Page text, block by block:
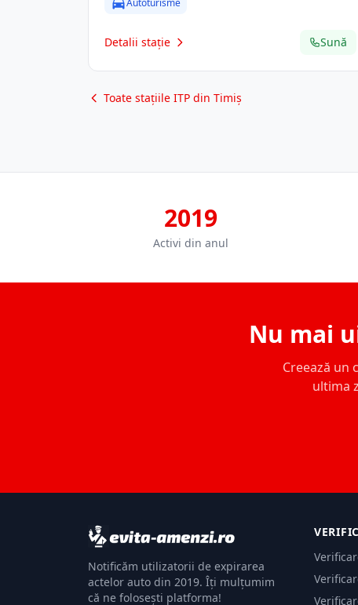
Autoturisme
Detalii stație Sună
Toate stațiile ITP din Timiș
2019
Activi din anul
Nu mai
Creează un
ultima
Notificăm utilizatorii de expirarea
actelor auto din 2019. Îți mulțumim
că ne folosești platforma!